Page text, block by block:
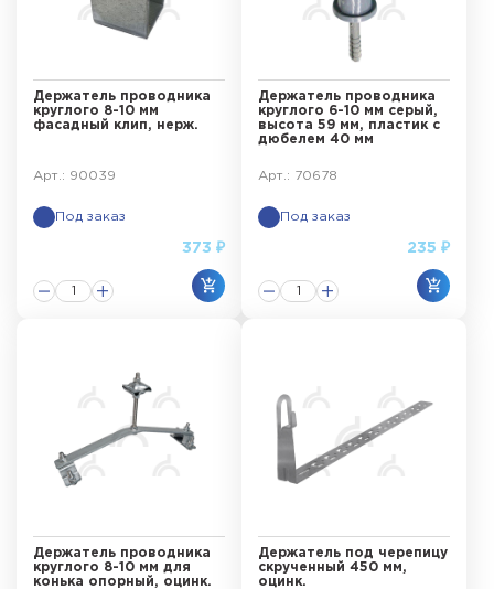
Держатель проводника
круглого 8-10 мм
фасадный клип, нерж.
Арт.: 90039
Под заказ
373 ₽
Держатель проводника
круглого 6-10 мм серый,
высота 59 мм, пластик с
дюбелем 40 мм
Арт.: 70678
Под заказ
235 ₽
Держатель проводника
круглого 8-10 мм для
конька опорный, оцинк.
Держатель под черепицу
скрученный 450 мм,
оцинк.